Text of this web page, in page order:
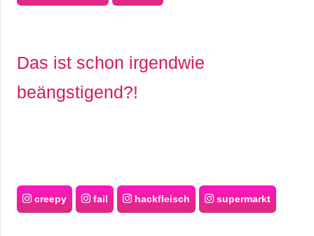
Das ist schon irgendwie
beängstigend?!
creepy fail hackfleisch supermarkt